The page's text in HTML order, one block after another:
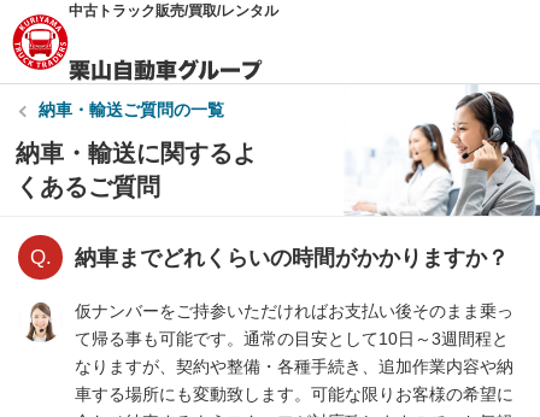
中古トラック販売/買取/レンタル
納車・輸送ご質問の一覧
納車・輸送に関するよ
くあるご質問
納車までどれくらいの時間がかかりますか？
仮ナンバーをご持参いただければお支払い後そのまま乗っ
て帰る事も可能です。通常の目安として10日～3週間程と
なりますが、契約や整備・各種手続き、追加作業内容や納
車する場所にも変動致します。可能な限りお客様の希望に